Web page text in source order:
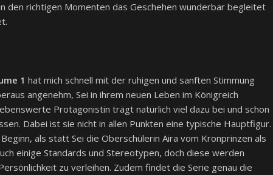
den richtigen Momenten das Geschehen wunderbar begleitet
1 hat mich schnell mit der ruhigen und sanften Stimmung
angenehm, Sei in ihrem neuen Leben im Königreich
Protagonistin trägt natürlich viel dazu bei und schon
Dabei ist sie nicht in allen Punkten eine typische Hauptfigur.
als statt Sei die Oberschülerin Aira vom Kronprinzen als
einige Standards und Stereotypen, doch diese werden
zu verleihen. Zudem findet die Serie genau die